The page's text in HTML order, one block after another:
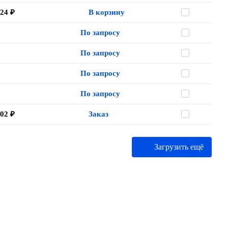
₽ В корзину
По запросу
По запросу
По запросу
По запросу
₽ Заказ
Загрузить ещё